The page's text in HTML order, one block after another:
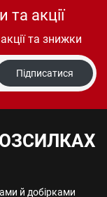
акції
та знижки
Підписатися
й добірками